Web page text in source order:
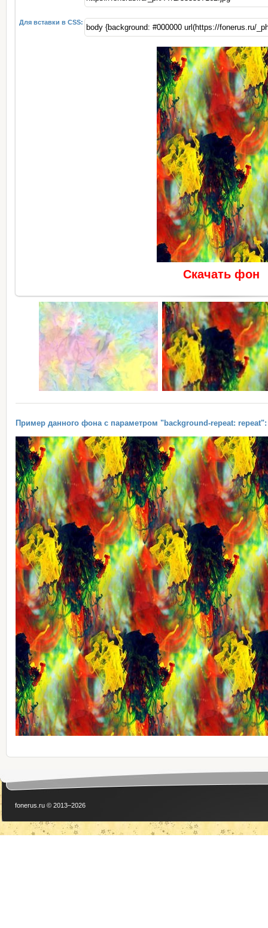
Для вставки в CSS:
Скачать фон
Пример данного фона с параметром "background-repeat: repeat":
fonerus.ru © 2013–2026